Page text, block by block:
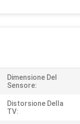
Dimensione Del
Sensore:
Distorsione Della
TV: